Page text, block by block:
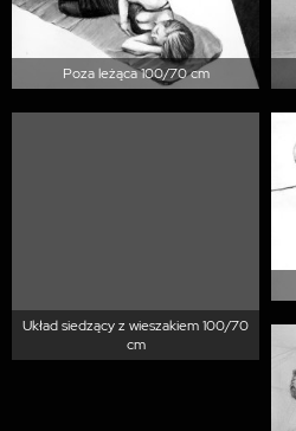
Poza leżąca 100/70 cm
Układ siedzący z wieszakiem 100/70
cm